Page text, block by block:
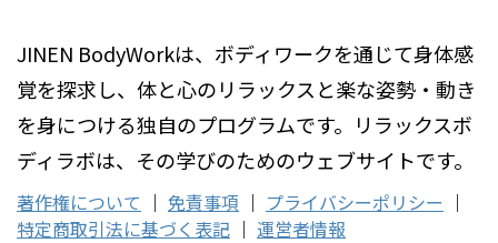
JINEN BodyWorkは、ボディワークを通じて身体感
覚を探求し、体と心のリラックスと楽な姿勢・動き
を身につける独自のプログラムです。リラックスボ
ディラボは、その学びのためのウェブサイトです。
著作権について ｜ 免責事項 ｜ プライバシーポリシー ｜
特定商取引法に基づく表記 ｜ 運営者情報